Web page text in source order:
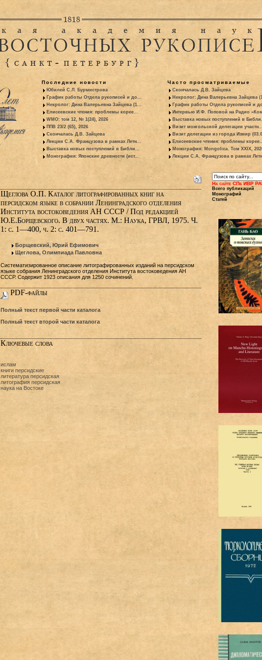
Последние новости
Юбилей С.Л. Бурмистрова
График работы Отдела рукописей и до...
Некролог: Дина Валерьевна Зайцева (1...
Елисеевские чтения: проблемы корее...
WMO: том 12, № 1(24), 2026
ППВ 23/2 (65), 2026
Скончалась Д.В. Зайцева
Лекции С.А. Французова в рамках Летн...
Выставка новых поступлений в Библи...
Монография: Японские древности (ист...
Часто просматриваемые
Скончалась Д.В. Зайцева
Некролог: Дина Валерьевна Зайцева
График работы Отдела рукописей и
Интервью И.Ф. Поповой на Радио
Выставка новых поступлений в
Визит монгольской делегации участн...
Визит делегации из города Измир
Елисеевские чтения: проблемы
Монография: Mongolica. Том XXIX,
Лекции С.А. Французова в рамках
Щеглова О.П. Каталог литографированных книг на
персидском языке в собрании Ленинградского отделения
Института востоковедения АН СССР / Под редакцией
Ю.Е.Борщевского. В двух частях. М.: Наука, ГРВЛ, 1975. Ч.
1: с. 1—400, ч. 2: с. 401—791.
Борщевский, Юрий Ефимович
Щеглова, Олимпиада Павловна
Систематизированное описание литографированных изданий на персидском
языке собрания Ленинградского отделения Института востоковедения АН
СССР. Содержит 1923 описания для 1250 сочинений.
PDF-файлы
Полный текст первой части каталога
Полный текст второй части каталога
Ключевые слова
ислам
книги персидские
литература персидская
литография персидская
наука на Востоке
На сайте СПб ИВР
Всего публикаций
Монографий
Статей